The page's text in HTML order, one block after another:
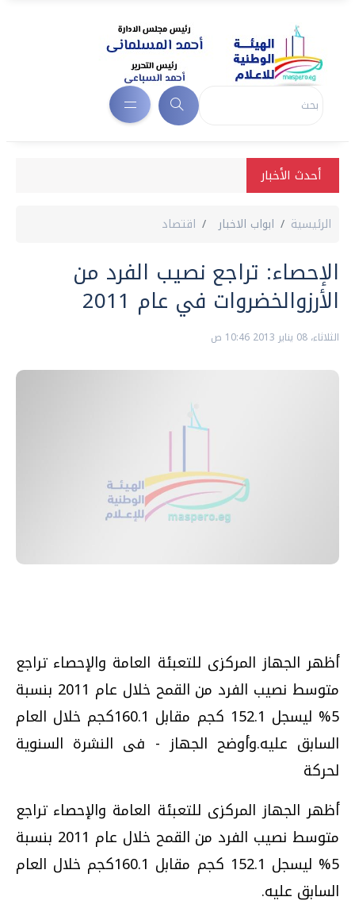
أحدث الأخبار
الرئيسية ابواب الاخبار اقتصاد
الإحصاء: تراجع نصيب الفرد من
الأرزوالخضروات في عام 2011
الثلاثاء، 08 يناير 2013 10:46 ص
أظهر الجهاز المركزى للتعبئة العامة والإحصاء تراجع
متوسط نصيب الفرد من القمح خلال عام 2011 بنسبة
5% ليسجل 152.1 كجم مقابل 160.1كجم خلال العام
السابق عليه.وأوضح الجهاز - فى النشرة السنوية
لحركة
أظهر الجهاز المركزى للتعبئة العامة والإحصاء تراجع
متوسط نصيب الفرد من القمح خلال عام 2011 بنسبة
5% ليسجل 152.1 كجم مقابل 160.1كجم خلال العام
السابق عليه.